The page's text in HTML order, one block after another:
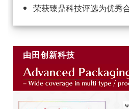
荣获臻鼎科技评选为优秀
由田创新科技